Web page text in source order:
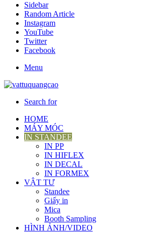
Sidebar
Random Article
Instagram
YouTube
Twitter
Facebook
Menu
Search for
HOME
MÁY MÓC
IN STANDEE
IN PP
IN HIFLEX
IN DECAL
IN FORMEX
VẬT TƯ
Standee
Giấy in
Mica
Booth Sampling
HÌNH ẢNH/VIDEO